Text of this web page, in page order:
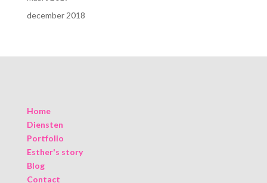
december 2018
Home
Diensten
Portfolio
Esther's story
Blog
Contact